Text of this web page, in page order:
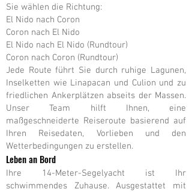
Sie wählen die Richtung:
El Nido nach Coron
Coron nach El Nido
El Nido nach El Nido (Rundtour)
Coron nach Coron (Rundtour)
Jede Route führt Sie durch ruhige Lagunen,
Inselketten wie Linapacan und Culion und zu
friedlichen Ankerplätzen abseits der Massen.
Unser Team hilft Ihnen, eine
maßgeschneiderte Reiseroute basierend auf
Ihren Reisedaten, Vorlieben und den
Wetterbedingungen zu erstellen.
Leben an Bord
Ihre 14-Meter-Segelyacht ist Ihr
schwimmendes Zuhause. Ausgestattet mit